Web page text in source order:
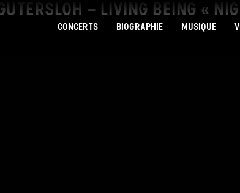
CONCERTS BIOGRAPHIE MUSIQUE
– LIVING BEING «